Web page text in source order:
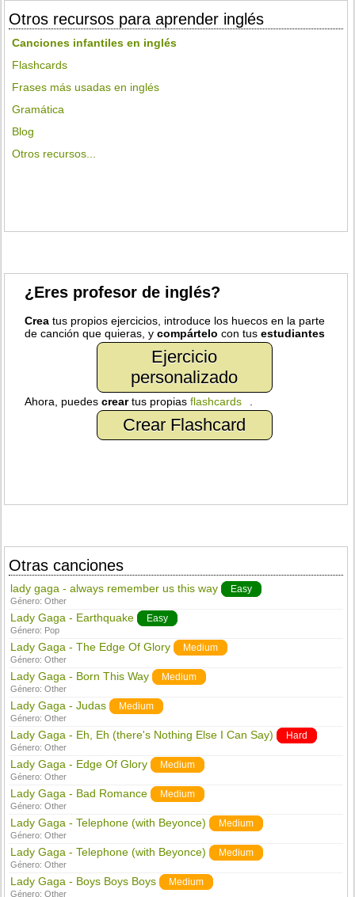
Otros recursos para aprender inglés
Canciones infantiles en inglés
Flashcards
Frases más usadas en inglés
Gramática
Blog
Otros recursos...
¿Eres profesor de inglés?
Crea tus propios ejercicios, introduce los huecos en la parte
de canción que quieras, ycompártelo con tusestudiantes
Ejercicio
personalizado
Ahora, puedescreartus propiasflashcards
Crear Flashcard
Otras canciones
lady gaga - always remember us this way Easy
Género:Other
Lady Gaga - Earthquake Easy
Género: Pop
Lady Gaga - The Edge Of Glory Medium
Género:Other
Lady Gaga - Born This Way Medium
Género:Other
Lady Gaga - Judas Medium
Género:Other
Lady Gaga - Eh, Eh (there's Nothing Else I Can Say) Hard
Género:Other
Lady Gaga - Edge Of Glory Medium
Género:Other
Lady Gaga - Bad Romance Medium
Género:Other
Lady Gaga - Telephone (with Beyonce) Medium
Género:Other
Lady Gaga - Telephone (with Beyonce) Medium
Género:Other
Lady Gaga - Boys Boys Boys Medium
Género:Other